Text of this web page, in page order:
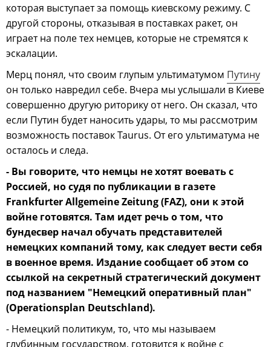
которая выступает за помощь киевскому режиму. С
другой стороны, отказывая в поставках ракет, он
играет на поле тех немцев, которые не стремятся к
эскалации.
Мерц понял, что своим глупым ультиматумом Путину
он только навредил себе. Вчера мы услышали в Киеве
совершенно другую риторику от него. Он сказал, что
если Путин будет наносить удары, то мы рассмотрим
возможность поставок Taurus. От его ультиматума не
осталось и следа.
- Вы говорите, что немцы не хотят воевать с
Россией, но судя по публикации в газете
Frankfurter Allgemeine Zeitung (FAZ), они к этой
войне готовятся. Там идет речь о том, что
бундесвер начал обучать представителей
немецких компаний тому, как следует вести себя
в военное время. Издание сообщает об этом со
ссылкой на секретный стратегический документ
под названием "Немецкий оперативный план"
(Operationsplan Deutschland).
- Немецкий политикум, то, что мы называем
глубинным государством, готовится к войне с